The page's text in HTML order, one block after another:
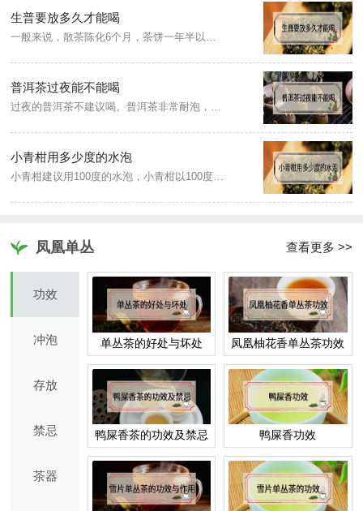
生普要放多久才能喝
一般来说，散茶陈化6个月，茶饼一年半以上，基本的特点都能展现出来，但具体存放的年限不同，口感也会有所不同。6个月的茶性重、茶气强，滋味青涩，性凉，不宜多饮。一年后的茶中水汽褪尽，口感趋于稳定，茶汤厚重感增强，滋味浓烈。七年以上的茶，茶性转温，香气出现了无限种可能。
普洱茶过夜能不能喝
过夜的普洱茶不建议喝。普洱茶非常耐泡，且品质优良，这就确定了普洱茶的特殊性。普洱茶茶水放置时间长了以后，茶水颜色会变成了红褐色，这也就是里面的茶多酚氧化所形成红褐色的茶色素，这些产物是无毒的，不会对人体产生危害，但由于放置时间过长，可能会滋生细菌，所以一般过夜的普洱茶是不建议喝的。
小青柑用多少度的水泡
小青柑建议用100度的水泡，小青柑以100度的高温开水冲泡既可以很好地把小青柑内含的营养物质冲泡出来，还能让小青柑的芳香油更简单发出，而且和普洱的融合度会更高，还可以对普洱熟茶有效地高温杀菌。
凤凰单丛 查看更多 >>
功效
冲泡
存放
禁忌
茶器
单丛茶的好处与坏处 凤凰柚花香单丛茶功效
鸭屎香茶的功效及禁忌 鸭屎香功效